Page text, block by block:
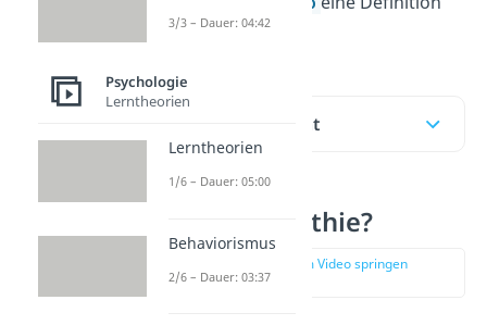
für dich vorbereitet.
Inhaltsübersicht
Was ist Empathie?
zur Stelle im Video springen
(00:18)
3/3 – Dauer: 04:42
Psychologie
Lerntheorien
Lerntheorien
1/6 – Dauer: 05:00
Behaviorismus
2/6 – Dauer: 03:37